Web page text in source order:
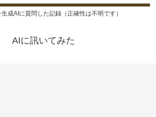
成AIに質問した記録（正確性は不明です）
AIに訊いてみた